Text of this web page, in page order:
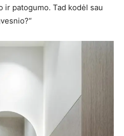
ir patogumo. Tad kodėl sau